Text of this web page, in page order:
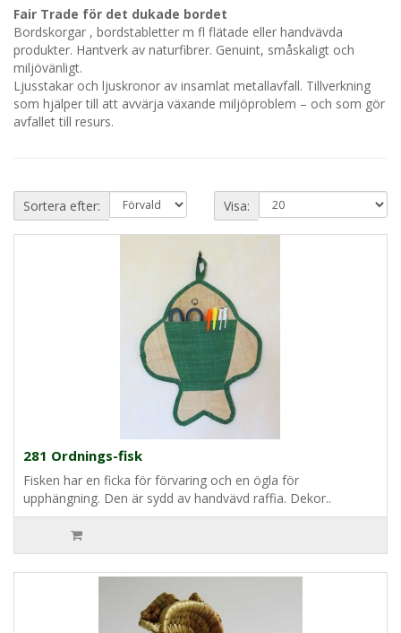
Fair Trade för det dukade bordet
Bordskorgar , bordstabletter m fl flätade eller handvävda
produkter. Hantverk av naturfibrer. Genuint, småskaligt och
miljövänligt.
Ljusstakar och ljuskronor av insamlat metallavfall. Tillverkning
som hjälper till att avvärja växande miljöproblem – och som gör
avfallet till resurs.
Sortera efter: Visa:
281 Ordnings-fisk
Fisken har en ficka för förvaring och en ögla för
upphängning. Den är sydd av handvävd raffia. Dekor..